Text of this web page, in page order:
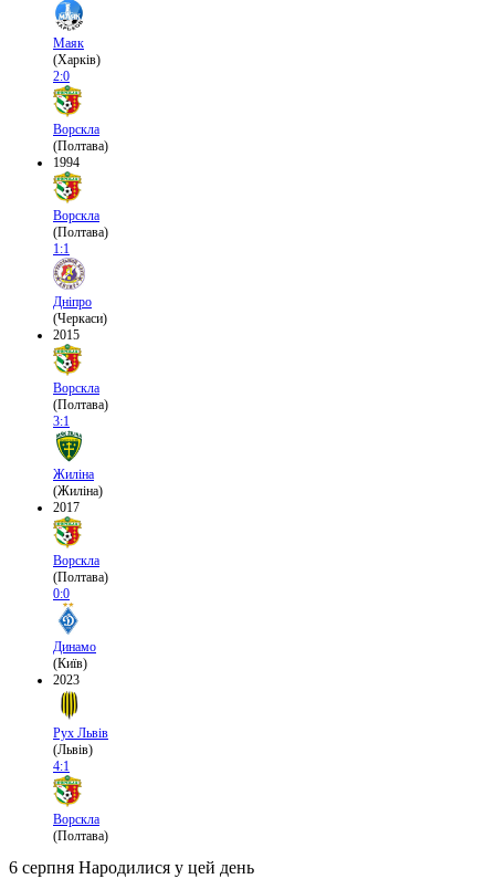
Маяк
(Харків)
2:0
Ворскла
(Полтава)
1994
Ворскла
(Полтава)
1:1
Дніпро
(Черкаси)
2015
Ворскла
(Полтава)
3:1
Жиліна
(Жиліна)
2017
Ворскла
(Полтава)
0:0
Динамо
(Київ)
2023
Рух Львів
(Львів)
4:1
Ворскла
(Полтава)
6 серпня Народилися у цей день